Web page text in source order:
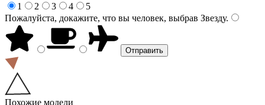
1
2 3 4
5
Пожалуйста, докажите, что вы человек, выбрав Звезду.
Похожие модели